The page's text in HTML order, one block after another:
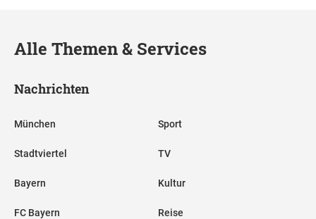
Alle Themen & Services
Nachrichten
München
Stadtviertel
Bayern
FC Bayern
Sport
TV
Kultur
Reise